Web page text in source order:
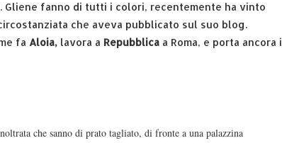
Gliene fanno di tutti i colori, recentemente ha vinto
che aveva pubblicato sul suo blog.
fa Aloia, lavora a Repubblica a Roma, e porta ancora i
che sanno di prato tagliato, di fronte a una palazzina